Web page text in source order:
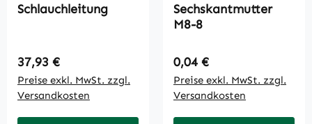
Schlauchleitung
Regulärer Preis:
37,93 €
Preise exkl. MwSt. zzgl.
Versandkosten
Sechskantmutter
M8-8
Regulärer Preis:
0,04 €
Preise exkl. MwSt. zzgl.
Versandkosten